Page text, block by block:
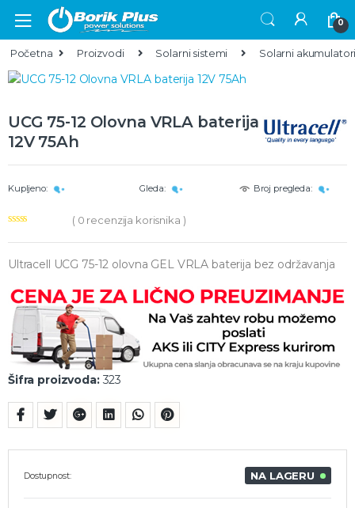
Skip to navigation
Skip to content
0
Početna Proizvodi Solarni sistemi Solarni
UCG 75-12 Olovna VRLA baterija
12V 75Ah
Kupljeno: Gleda: Broj pregleda:
( 0 recenzija korisnika )
Ultracell UCG 75-12 olovna GEL VRLA baterija bez održavanja
Šifra proizvoda: 323
Dostupnost: NA LAGERU